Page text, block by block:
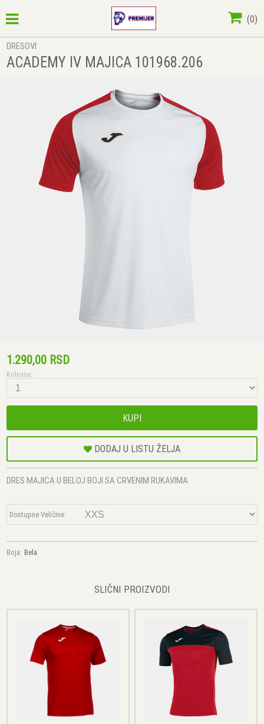
(0)
DRESOVI
ACADEMY IV MAJICA 101968.206
1.290,00 RSD
Kolicina:
KUPI
DODAJ U LISTU ŽELJA
DRES MAJICA U BELOJ BOJI SA CRVENIM RUKAVIMA
Dostupne Veličine:
Boja: Bela
SLIČNI PROIZVODI